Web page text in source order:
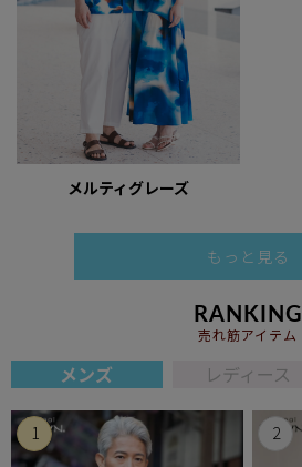
メルティグレーズ
もっと見る
RANKING
売れ筋アイテム
メンズ レディース